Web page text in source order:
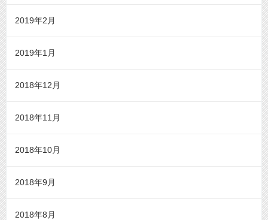
2019年2月
2019年1月
2018年12月
2018年11月
2018年10月
2018年9月
2018年8月